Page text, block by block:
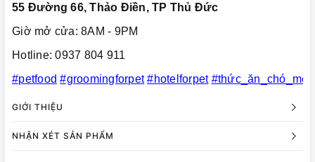
55 Đường 66, Thảo Điền, TP Thủ Đức
Giờ mở cửa: 8AM - 9PM
Hotline: 0937 804 911
#petfood #groomingforpet #hotelforpet #thức_ăn_chó_mèo
GIỚI THIỆU
NHẬN XÉT SẢN PHẨM